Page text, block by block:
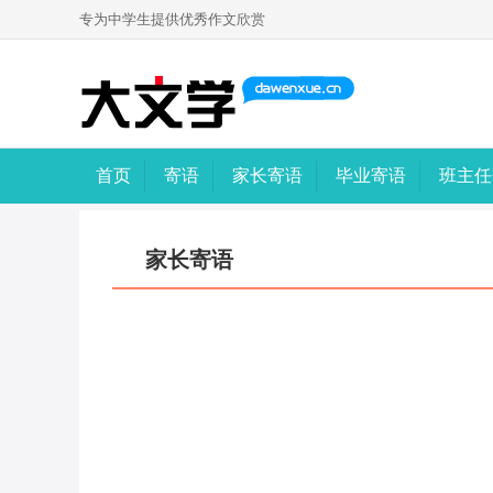
专为中学生提供优秀作文欣赏
首页 寄语 家长寄语 毕业寄语 班主
家长寄语